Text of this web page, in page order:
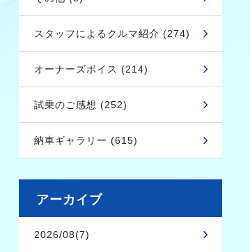
スタッフによるクルマ紹介 (274)
オーナーズボイス (214)
試乗のご感想 (252)
納車ギャラリー (615)
アーカイブ
2026/08(7)